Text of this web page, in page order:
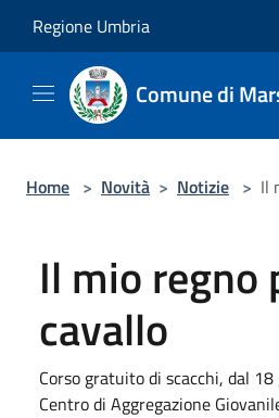
Regione Umbria
Comune di
Home > Novità > Notizie > Il
Il mio regno
cavallo
Corso gratuito di scacchi, dal
Centro di Aggregazione